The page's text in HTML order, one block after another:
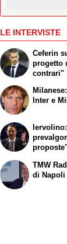
LE INTERVISTE
Ceferin
progetto
contrari"
Inter e
TMW
di